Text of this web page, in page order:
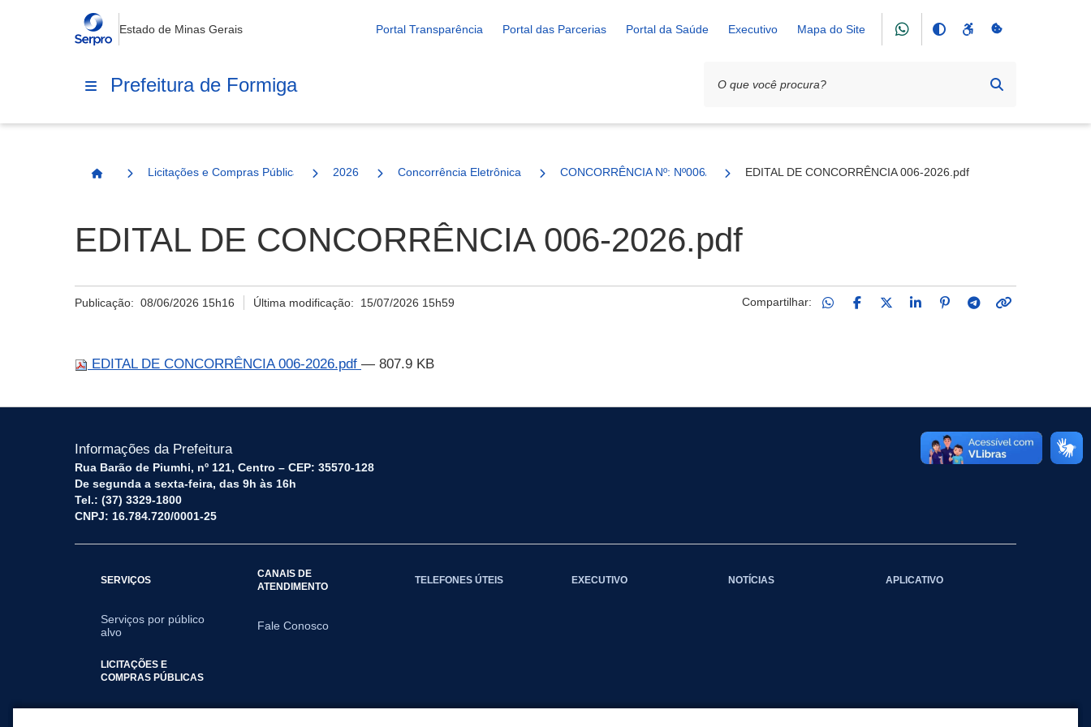
Estado de Minas Gerais Portal Transparência Portal das Parcerias Portal da Saúde Executivo Mapa do Site
Prefeitura de Formiga
Página Inicial
Licitações e Compras Públicas 2026 Concorrência Eletrônica CONCORRÊNCIA Nº: Nº006/2026 EDITAL DE CONCORRÊNCIA 006-2026.pdf
EDITAL DE CONCORRÊNCIA 006-2026.pdf
Publicação: 08/06/2026 15h16 Última modificação: 15/07/2026 15h59 Compartilhar:
EDITAL DE CONCORRÊNCIA 006-2026.pdf — 807.9 KB
Informações da Prefeitura
Rua Barão de Piumhi, nº 121, Centro – CEP: 35570-128
De segunda a sexta-feira, das 9h às 16h
Tel.: (37) 3329-1800
CNPJ: 16.784.720/0001-25
SERVIÇOS
Serviços por público
alvo
CANAIS DE
ATENDIMENTO
Fale Conosco
TELEFONES ÚTEIS EXECUTIVO NOTÍCIAS APLICATIVO
LICITAÇÕES E
COMPRAS PÚBLICAS